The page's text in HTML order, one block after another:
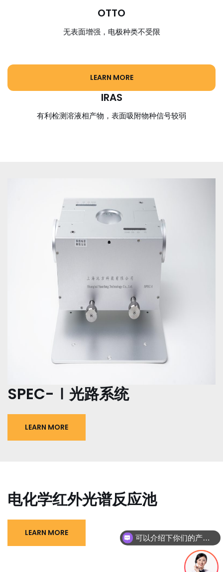
OTTO
无表面增强，电极种类不受限
LEARN MORE
IRAS
有利检测溶液相产物，表面吸附物种信号较弱
SPEC-Ⅰ光路系统
LEARN MORE
电化学红外光谱反应池
LEARN MORE
可以介绍下你们的产品么
你们是怎么收费的呢